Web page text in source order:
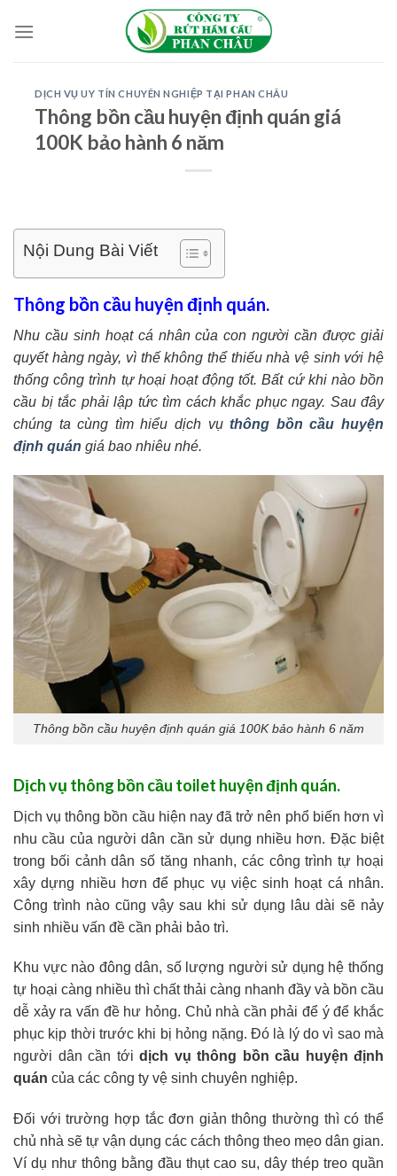
DỊCH VỤ UY TÍN CHUYÊN NGHIỆP TẠI PHAN CHÂU
Thông bồn cầu huyện định quán giá
100K bảo hành 6 năm
Nội Dung Bài Viết
Thông bồn cầu huyện định quán.
Nhu cầu sinh hoạt cá nhân của con người cần được giải
quyết hàng ngày, vì thế không thể thiếu nhà vệ sinh với hệ
thống công trình tự hoại hoạt động tốt. Bất cứ khi nào bồn
cầu bị tắc phải lập tức tìm cách khắc phục ngay. Sau đây
chúng ta cùng tìm hiểu dịch vụthông bồn cầu huyện
định quán giá bao nhiêu nhé.
Thông bồn cầu huyện định quán giá 100K bảo hành 6 năm
Dịch vụ thông bồn cầu toilet huyện định quán.
Dịch vụ thông bồn cầu hiện nay đã trở nên phổ biến hơn vì
nhu cầu của người dân cần sử dụng nhiều hơn. Đặc biệt
trong bối cảnh dân số tăng nhanh, các công trình tự hoại
xây dựng nhiều hơn để phục vụ việc sinh hoạt cá nhân.
Công trình nào cũng vậy sau khi sử dụng lâu dài sẽ nảy
sinh nhiều vấn đề cần phải bảo trì.
Khu vực nào đông dân, số lượng người sử dụng hệ thống
tự hoại càng nhiều thì chất thải càng nhanh đầy và bồn cầu
dễ xảy ra vấn đề hư hỏng. Chủ nhà cần phải để ý để khắc
phục kịp thời trước khi bị hỏng nặng. Đó là lý do vì sao mà
người dân cần tới dịch vụ thông bồn cầu huyện định
quán của các công ty vệ sinh chuyên nghiệp.
Đối với trường hợp tắc đơn giản thông thường thì có thể
chủ nhà sẽ tự vận dụng các cách thông theo mẹo dân gian.
Ví dụ như thông bằng đầu thụt cao su, dây thép treo quần